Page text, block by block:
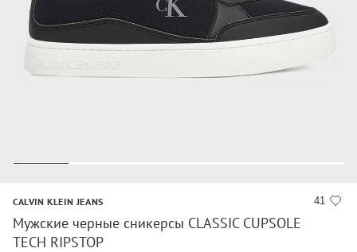
41
CALVIN KLEIN JEANS
Мужские черные сникерсы CLASSIC CUPSOLE
TECH RIPSTOP